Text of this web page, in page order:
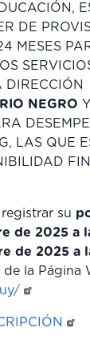
DE
MESES
DIRECCIÓN
RIO NEGRO
LAS QUE
su
de 2025 a
de 2025 a
de la Página